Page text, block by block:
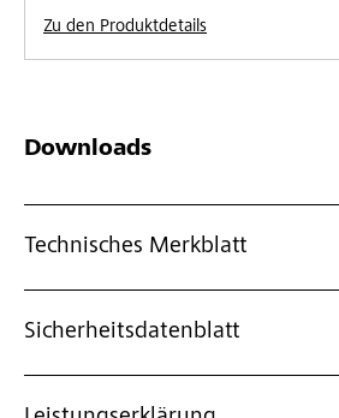
Zu den Produktdetails
Downloads
Technisches Merkblatt
Sicherheitsdatenblatt